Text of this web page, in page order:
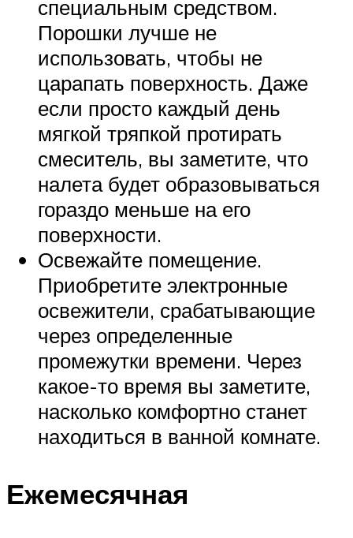
специальным средством.
Порошки лучше не
использовать, чтобы не
царапать поверхность. Даже
если просто каждый день
мягкой тряпкой протирать
смеситель, вы заметите, что
налета будет образовываться
гораздо меньше на его
поверхности.
Освежайте помещение.
Приобретите электронные
освежители, срабатывающие
через определенные
промежутки времени. Через
какое-то время вы заметите,
насколько комфортно станет
находиться в ванной комнате.
Ежемесячная